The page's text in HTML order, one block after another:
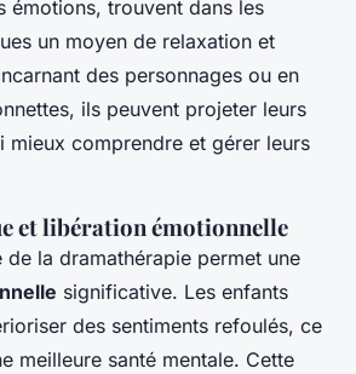
émotions, trouvent dans les
un moyen de relaxation et
des personnages ou en
ils peuvent projeter leurs
mieux comprendre et gérer leurs
et libération émotionnelle
la dramathérapie permet une
significative. Les enfants
des sentiments refoulés, ce
meilleure santé mentale. Cette